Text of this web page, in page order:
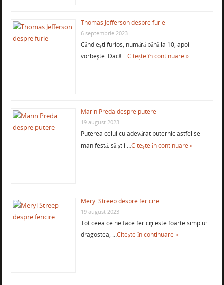
Thomas Jefferson despre furie
6 septembrie 2023
Când eşti furios, numără până la 10, apoi
vorbeşte. Dacă …Citește în continuare »
Marin Preda despre putere
19 august 2023
Puterea celui cu adevărat puternic astfel se
manifestă: să știi …Citește în continuare »
Meryl Streep despre fericire
19 august 2023
Tot ceea ce ne face fericiţi este foarte simplu:
dragostea, …Citește în continuare »